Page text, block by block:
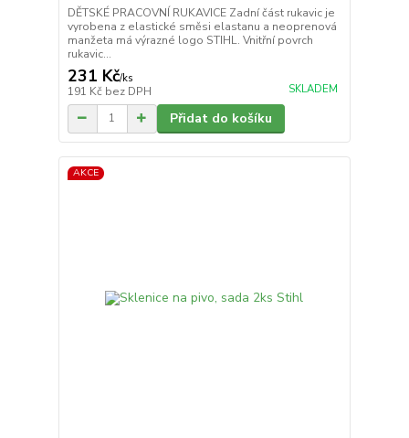
DĚTSKÉ PRACOVNÍ RUKAVICE Zadní část rukavic je
vyrobena z elastické směsi elastanu a neoprenová
manžeta má výrazné logo STIHL. Vnitřní povrch
rukavic...
231 Kč/ks
191 Kč bez DPH SKLADEM
Přidat do košíku
AKCE